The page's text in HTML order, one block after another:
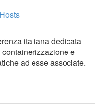
Hosts
italiana dedicata
e
ad esse associate.